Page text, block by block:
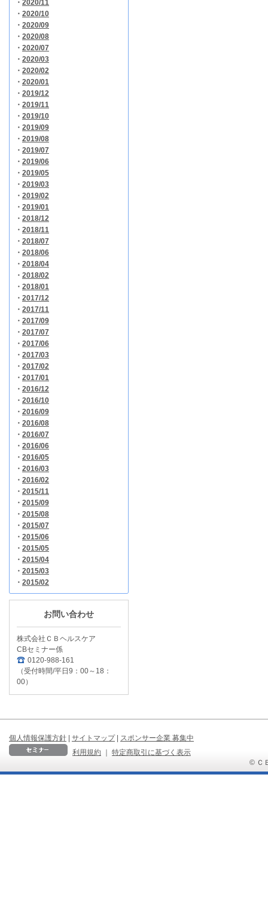
・ 2020/11
・ 2020/10
・ 2020/09
・ 2020/08
・ 2020/07
・ 2020/03
・ 2020/02
・ 2020/01
・ 2019/12
・ 2019/11
・ 2019/10
・ 2019/09
・ 2019/08
・ 2019/07
・ 2019/06
・ 2019/05
・ 2019/03
・ 2019/02
・ 2019/01
・ 2018/12
・ 2018/11
・ 2018/07
・ 2018/06
・ 2018/04
・ 2018/02
・ 2018/01
・ 2017/12
・ 2017/11
・ 2017/09
・ 2017/07
・ 2017/06
・ 2017/03
・ 2017/02
・ 2017/01
・ 2016/12
・ 2016/10
・ 2016/09
・ 2016/08
・ 2016/07
・ 2016/06
・ 2016/05
・ 2016/03
・ 2016/02
・ 2015/11
・ 2015/09
・ 2015/08
・ 2015/07
・ 2015/06
・ 2015/05
・ 2015/04
・ 2015/03
・ 2015/02
お問い合わせ
株式会社ＣＢヘルスケア
CBセミナー係
0120-988-161
（受付時間/平日9：00～18：
00）
個人情報保護方針 | サイトマップ | スポンサー企業 募集中
利用規約
｜
特定商取引に基づく表示
© Ｃ